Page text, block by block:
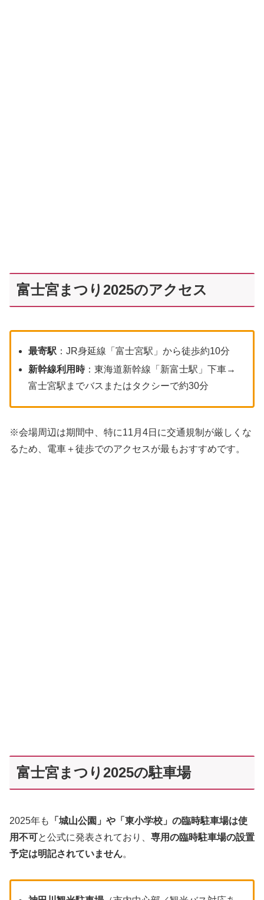
富士宮まつり2025のアクセス
最寄駅 ：JR身延線「富士宮駅」から徒歩約10分
新幹線利用時：東海道新幹線「新富士駅」下車→
富士宮駅までバスまたはタクシーで約30分
※会場周辺は期間中、特に11月4日に交通規制が厳しくな
るため、電車＋徒歩でのアクセスが最もおすすめです。
富士宮まつり2025の駐車場
2025年も
「城山公園」や「東小学校」の臨時駐車場は使
用不可と公式に発表されており、 専用の臨時駐車場の設置
予定は明記されていません。